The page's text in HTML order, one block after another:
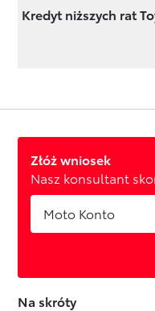
Kredyt niższych rat
Złóż wniosek
Nasz konsultant
Moto Konto
Na skróty